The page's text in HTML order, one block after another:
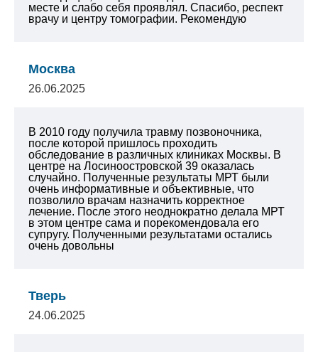
месте и слабо себя проявлял. Спасибо, респект
врачу и центру томографии. Рекомендую
Москва
26.06.2025
В 2010 году получила травму позвоночника,
после которой пришлось проходить
обследование в различных клиниках Москвы. В
центре на Лосиноостровской 39 оказалась
случайно. Полученные результаты МРТ были
очень информативные и объективные, что
позволило врачам назначить корректное
лечение. После этого неоднократно делала МРТ
в этом центре сама и порекомендовала его
супругу. Полученными результатами остались
очень довольны
Тверь
24.06.2025